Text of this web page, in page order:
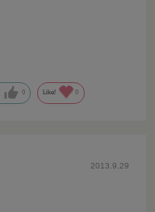
0 Like! 0
2013.9.29